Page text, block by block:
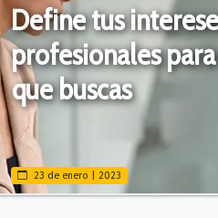
Define tus
profesionales
que buscas
23 de enero | 2023